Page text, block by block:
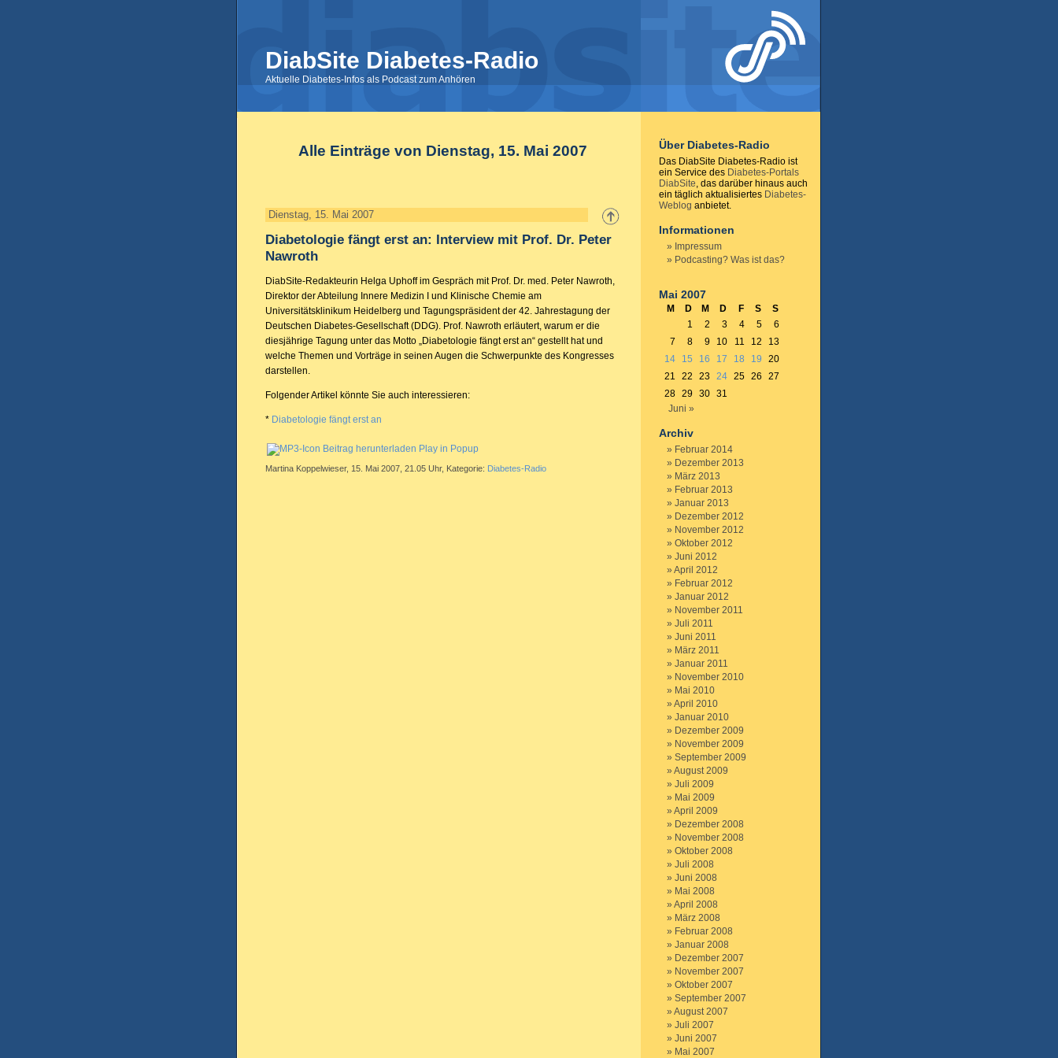
DiabSite Diabetes-Radio
Aktuelle Diabetes-Infos als Podcast zum Anhören
Alle Einträge von Dienstag, 15. Mai 2007
Dienstag, 15. Mai 2007
Diabetologie fängt erst an: Interview mit Prof. Dr. Peter
Nawroth
DiabSite-Redakteurin Helga Uphoff im Gespräch mit Prof. Dr. med. Peter Nawroth,
Direktor der Abteilung Innere Medizin I und Klinische Chemie am
Universitätsklinikum Heidelberg und Tagungspräsident der 42. Jahrestagung der
Deutschen Diabetes-Gesellschaft (DDG). Prof. Nawroth erläutert, warum er die
diesjährige Tagung unter das Motto „Diabetologie fängt erst an“ gestellt hat und
welche Themen und Vorträge in seinen Augen die Schwerpunkte des Kongresses
darstellen.
Folgender Artikel könnte Sie auch interessieren:
* Diabetologie fängt erst an
Beitrag herunterladen Play in Popup
Martina Koppelwieser, 15. Mai 2007, 21.05 Uhr, Kategorie: Diabetes-Radio
Über Diabetes-Radio
Das DiabSite Diabetes-Radio ist
ein Service des Diabetes-Portals
DiabSite, das darüber hinaus auch
ein täglich aktualisiertes Diabetes-
Weblog anbietet.
Informationen
Impressum
Podcasting? Was ist das?
Mai 2007
M D M D F S
S
1
2 3 4 5
6
7
8 9 10 11 12
13
14
15 16 17 18 19
20
21
22 23 24 25 26
27
28 29 30 31
Juni »
Archiv
Februar 2014
Dezember 2013
März 2013
Februar 2013
Januar 2013
Dezember 2012
November 2012
Oktober 2012
Juni 2012
April 2012
Februar 2012
Januar 2012
November 2011
Juli 2011
Juni 2011
März 2011
Januar 2011
November 2010
Mai 2010
April 2010
Januar 2010
Dezember 2009
November 2009
September 2009
August 2009
Juli 2009
Mai 2009
April 2009
Dezember 2008
November 2008
Oktober 2008
Juli 2008
Juni 2008
Mai 2008
April 2008
März 2008
Februar 2008
Januar 2008
Dezember 2007
November 2007
Oktober 2007
September 2007
August 2007
Juli 2007
Juni 2007
Mai 2007